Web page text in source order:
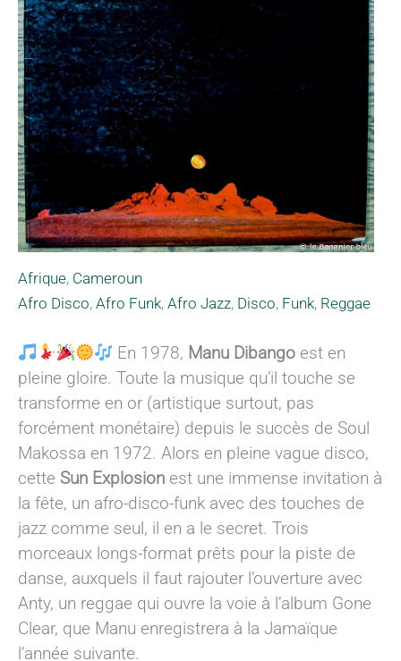
Afrique, Cameroun
Afro Disco, Afro Funk, Afro Jazz, Disco, Funk, Reggae
En 1978, Manu Dibango est en
pleine gloire. Toute la musique qu’il touche se
transforme en or (artistique surtout, pas
forcément monétaire) depuis le succès de Soul
Makossa en 1972. Alors en pleine vague disco,
cette Sun Explosion est une immense invitation à
la fête, un afro-disco-funk avec des touches de
jazz comme seul, il en a le secret. Trois
morceaux longs-format prêts pour la piste de
danse, auxquels il faut rajouter l’ouverture avec
Anty, un reggae qui ouvre la voie à l’album Gone
Clear, que Manu enregistrera à la Jamaïque
l’année suivante.